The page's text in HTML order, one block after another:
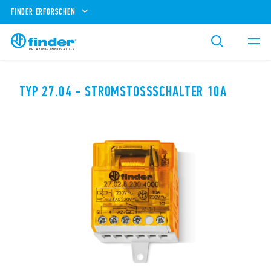
FINDER ERFORSCHEN
TYP 27.04 - STROMSTOSSSCHALTER 10A